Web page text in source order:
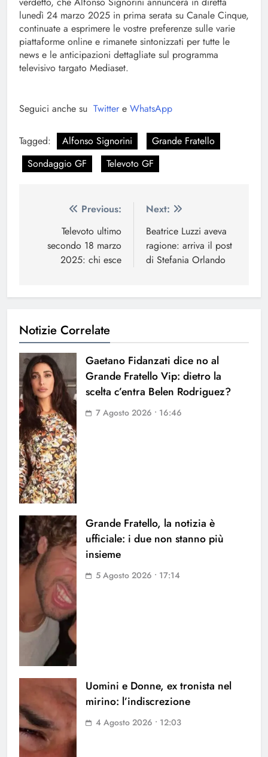
lunedì 24 marzo 2025 in prima serata su Canale Cinque,
continuate a esprimere le vostre preferenze sulle varie
piattaforme online e rimanete sintonizzati per tutte le
news e le anticipazioni dettagliate sul programma
televisivo targato Mediaset.
Seguici anche su Twitter e WhatsApp
Tagged: Alfonso Signorini
Grande Fratello
Sondaggio GF
Televoto GF
Navigazione
articoli
Previous:
Televoto ultimo
secondo 18 marzo
2025: chi esce
Next:
Beatrice Luzzi aveva
ragione: arriva il post
di Stefania Orlando
Notizie Correlate
Gaetano Fidanzati dice no al
Grande Fratello Vip: dietro la
scelta c’entra Belen Rodriguez?
7 Agosto 2026 • 16:46
Grande Fratello, la notizia è
ufficiale: i due non stanno più
insieme
5 Agosto 2026 • 17:14
Uomini e Donne, ex tronista nel
mirino: l’indiscrezione
4 Agosto 2026 • 12:03